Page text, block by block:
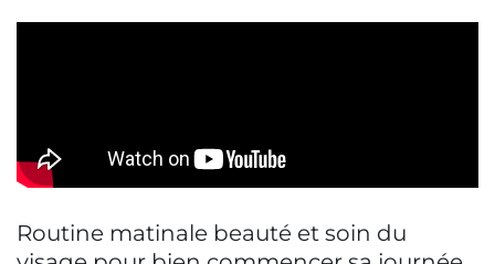
Routine matinale beauté et soin du